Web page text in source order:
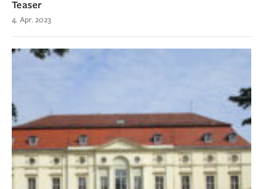
Teaser
4. Apr. 2023